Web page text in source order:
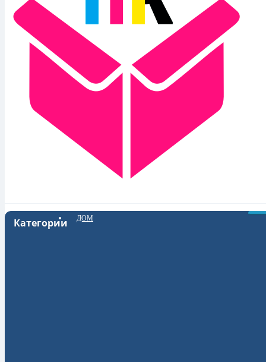
Категории ДОМ